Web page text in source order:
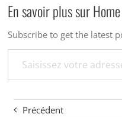
En savoir plus sur
Subscribe to get the latest
Saisissez votre adresse e-mail…
Précédent